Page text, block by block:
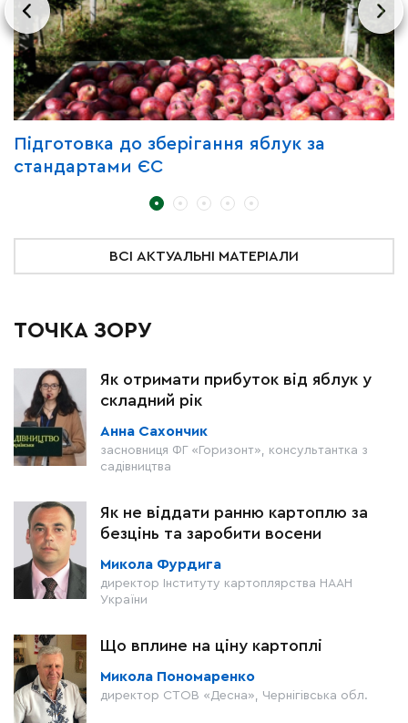
Підготовка до зберігання яблук за
стандартами ЄС
ВСІ АКТУАЛЬНІ МАТЕРІАЛИ
ТОЧКА ЗОРУ
Як отримати прибуток від яблук у
складний рік
Анна Сахончик
засновниця ФГ «Горизонт», консультантка з
садівництва
Як не віддати ранню картоплю за
безцінь та заробити восени
Микола Фурдига
директор Інституту картоплярства НААН
України
Що вплине на ціну картоплі
Микола Пономаренко
директор СТОВ «Десна», Чернігівська обл.